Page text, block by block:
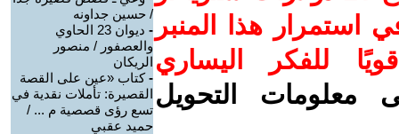
استمرار هذا المنبر
للفكر اليساري
معلومات التحويل
/ حسين جداونه
-
ديوان 23 الحاوي
والعصفور / منصور
الريكان
-كتاب «عين على القصة
القصيرة: تأملات نقدية في
تسع رؤى قصصية م ... /
حميد عقبي